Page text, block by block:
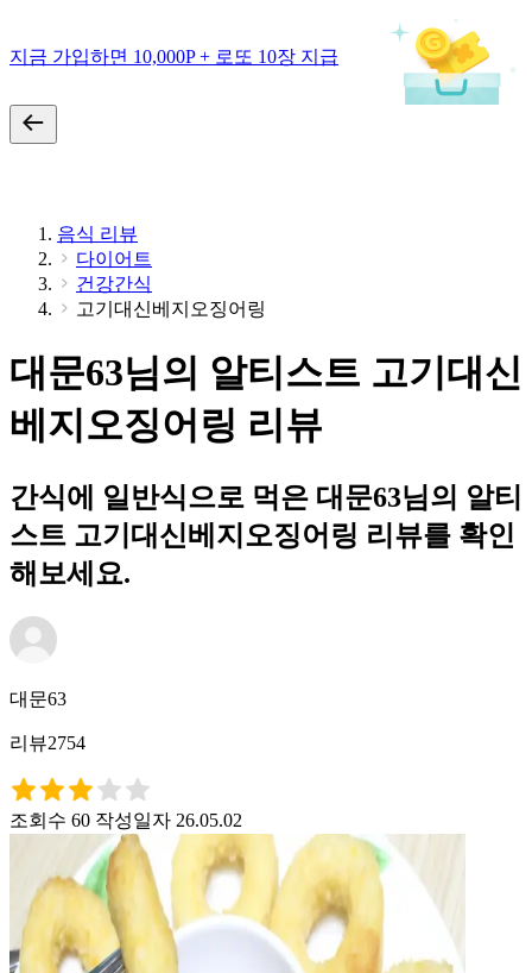
지금 가입하면 10,000P + 로또 10장 지급
음식 리뷰
다이어트
건강간식
고기대신베지오징어링
대문63님의 알티스트 고기대신
베지오징어링 리뷰
간식에 일반식으로 먹은 대문63님의 알티
스트 고기대신베지오징어링 리뷰를 확인
해보세요.
대문63
리뷰2754
조회수 60 작성일자 26.05.02